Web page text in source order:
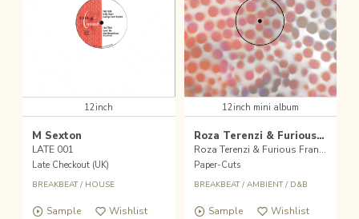
12inch
M Sexton
LATE 001
Late Checkout (UK)
BREAKBEAT/ HOUSE
Sample Wishlist
12inch mini album
Roza Terenzi & Furious Frank
Roza Terenzi & Furious Frank LP
Paper-Cuts
BREAKBEAT/ AMBIENT/ D&B
Sample Wishlist